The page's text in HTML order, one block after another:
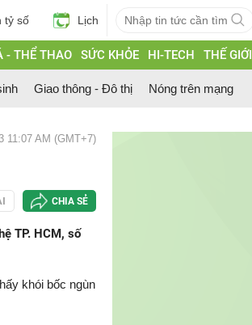
tỷ số Lịch
- THỂ THAO SỨC KHỎE HI-TECH THẾ GIỚI
Giao thông - Đô thị Nóng trên mạng
11:07 AM (GMT+7)
CHIA SẺ
TP. HCM, số
khói bốc ngùn